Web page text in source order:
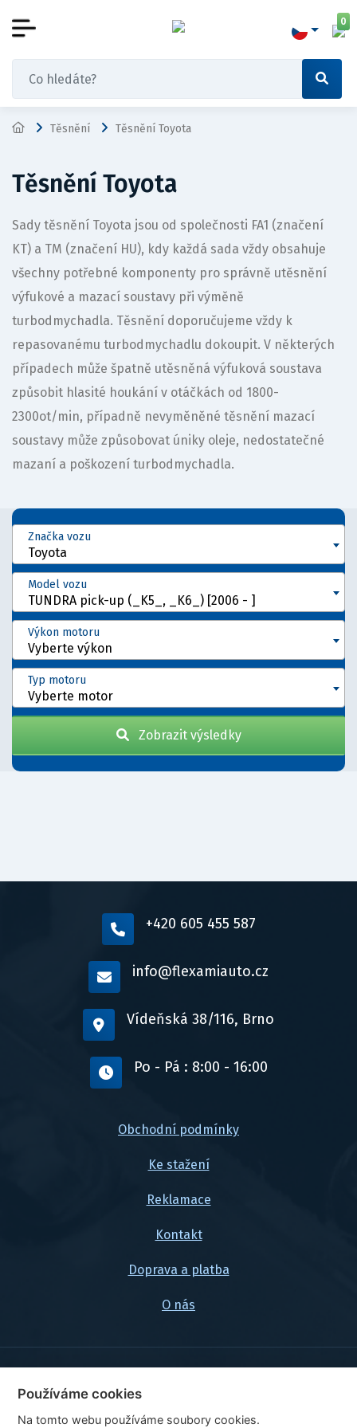
0
Těsnění Těsnění Toyota
Těsnění Toyota
Sady těsnění Toyota jsou od společnosti FA1 (značení
KT) a TM (značení HU), kdy každá sada vždy obsahuje
všechny potřebné komponenty pro správně utěsnění
výfukové a mazací soustavy při výměně
turbodmychadla. Těsnění doporučujeme vždy k
repasovanému turbodmychadlu dokoupit. V některých
případech může špatně utěsněná výfuková soustava
způsobit hlasité houkání v otáčkách od 1800-
2300ot/min, případně nevyměněné těsnění mazací
soustavy může způsobovat úniky oleje, nedostatečné
mazaní a poškození turbodmychadla.
Toyota
Značka vozu
TUNDRA pick-up (_K5_, _K6_) [2006 - ]
Model vozu
Vyberte výkon
Výkon motoru
Vyberte motor
Typ motoru
Zobrazit výsledky
+420 605 455 587
info@flexamiauto.cz
Vídeňská 38/116, Brno
Po - Pá : 8:00 - 16:00
Obchodní podmínky
Ke stažení
Reklamace
Kontakt
Doprava a platba
O nás
© 2026, FlexaMi Auto s.r.o.
Ceny jsou uvedeny vč. DPH
Používáme cookies
Na tomto webu používáme soubory cookies.